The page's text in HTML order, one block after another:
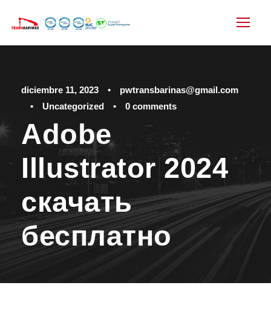
diciembre 11, 2023 •
pwtransbarinas@gmail.com
•
Uncategorized • 0 comments
Adobe
Illustrator 2024
скачать
бесплатно